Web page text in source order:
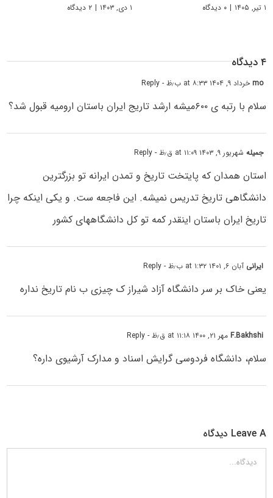
۱ تیر, ۱۴۰۵ | ۰ دیدگاه ۱ دی, ۱۴۰۳ | ۲ دیدگاه
۴ دیدگاه
moخرداد ۹, ۱۴۰۴ at ۸:۳۳ ب٫ظ - Reply
سلام با رتبه ی ۶۰۰میشه ارشد تاریج ایران باستان ارومیه قبول شد؟
جمیلهشهریور ۹, ۱۴۰۳ at ۱۱:۰۹ ق٫ظ - Reply
استان همدان که پایتخت تاریخ و تمدن ایرانه تو بزرگترین
دانشگاهی تاریخ تدریس نمیشه. این فاجعه ست. و یکی اینکه چرا
تاریخ ایران باستان اینقدر کمه تو کل دانشگاههای کشور
ایرانی آبان ۶, ۱۴۰۱ at ۱:۳۲ ب٫ظ - Reply
یعنی خاک بر سر دانشگاه آزاد شیراز ک چیزی ب نام تاریخ نداره
F.Bakhshiمهر ۲۱, ۱۴۰۰ at ۱۱:۱۸ ق٫ظ - Reply
سلام، دانشگاه فردوسی گرایش اسناد و مدارک آرشیوی داره؟
Leave A دیدگاه
دیدگاه